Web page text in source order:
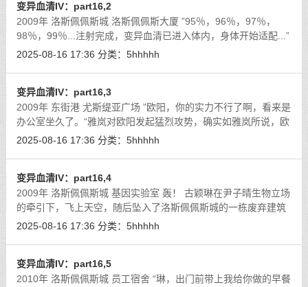
变异血清IV：part16,2
2009年 洛斯佩佩斯城 洛斯佩佩斯大厦 ”95％，96％，97％，
98％，99％...注射完成，变异血清已进入体内，身体开始适配...”
丽莎认真的操作着，莎莎焦急的等待着，唐晓琳则是面无表情，
2025-08-16 17:36 分类： 5hhhhh
变异血清IV：part16,3
2009年 东街港 尤斯缇亚广场 ”欧阳，你的实力不行了啊，看来是
办公室坐久了。“雅岚对欧阳发起猛烈攻势，确实如雅岚所说，欧
阳因为长期的文职与指挥工作，战斗力已经大幅度下降。
2025-08-16 17:36 分类： 5hhhhh
变异血清IV：part16,4
2009年 洛斯佩佩斯城 基因实验室 轰！ 古颖琳在尹子晴生物立场
的牵引下，飞上天空，随后坠入了洛斯佩佩斯城的一栋废弃建筑
当中。[详细]
2025-08-16 17:36 分类： 5hhhhh
变异血清IV：part16,5
2010年 洛斯佩佩斯城 员工宿舍 “琳，出门前带上我给你做的早餐